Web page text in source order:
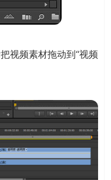
频素材拖动到“视频